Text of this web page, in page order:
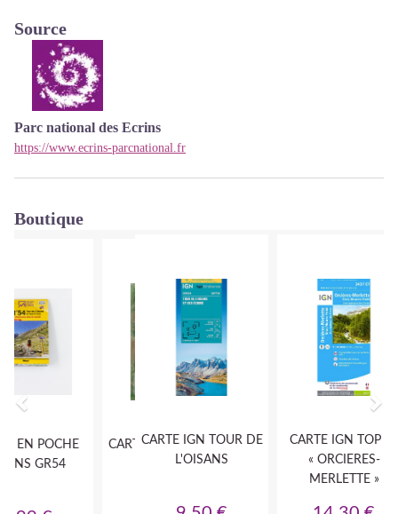
Source
Parc national des Ecrins
https://www.ecrins-parcnational.fr
Boutique